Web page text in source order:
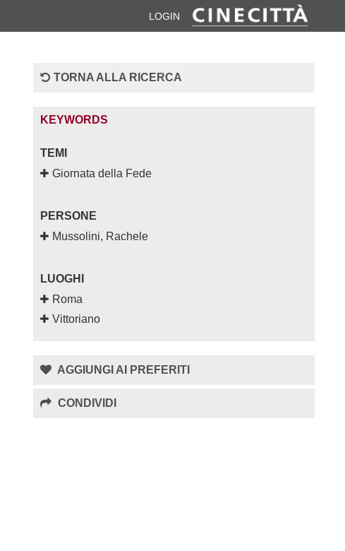
LOGIN
TORNA ALLA RICERCA
KEYWORDS
TEMI
Giornata della Fede
PERSONE
Mussolini, Rachele
LUOGHI
Roma
Vittoriano
AGGIUNGI AI PREFERITI
CONDIVIDI